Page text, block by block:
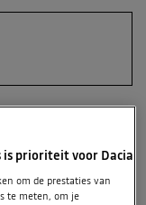
is prioriteit voor Dacia
om de prestaties van
te meten, om je